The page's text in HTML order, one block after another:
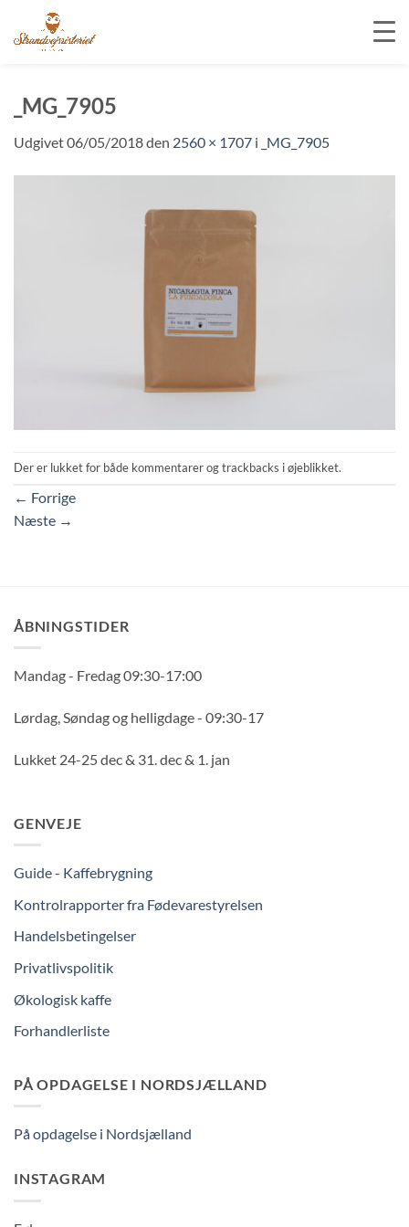
indhold
_MG_7905
Udgivet06/05/2018den 2560 × 1707 i _MG_7905
Der er lukket for både kommentarer og trackbacks i øjeblikket.
← Forrige
Næste →
ÅBNINGSTIDER
Mandag - Fredag 09:30-17:00
Lørdag, Søndag og helligdage - 09:30-17
Lukket 24-25 dec & 31. dec & 1. jan
GENVEJE
Guide - Kaffebrygning
Kontrolrapporter fra Fødevarestyrelsen
Handelsbetingelser
Privatlivspolitik
Økologisk kaffe
Forhandlerliste
PÅ OPDAGELSE I NORDSJÆLLAND
På opdagelse i Nordsjælland
INSTAGRAM